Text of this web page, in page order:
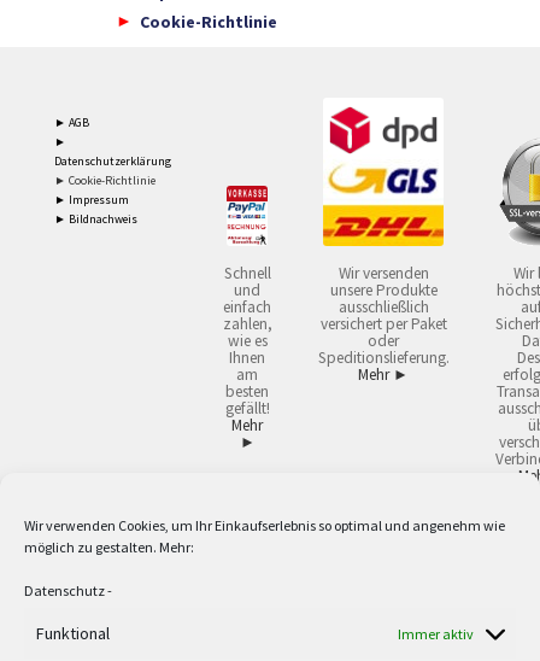
Wir verwenden Cookies, um Ihr Einkaufserlebnis so optimal und angenehm wie
möglich zu gestalten. Mehr:
Datenschutz-
Funktional Immer aktiv
Cookie-Richtlinie
► AGB
►
Datenschutzerklärung
► Cookie-Richtlinie
► Impressum
► Bildnachweis
Schnell
und
einfach
zahlen,
wie es
Ihnen
am
besten
gefällt!
Mehr
►
Wir versenden
unsere Produkte
ausschließlich
versichert per Paket
oder
Speditionslieferung.
Mehr ►
Wir
2 Lieferzeiten gelten mit Express-24.
Versandkostenfrei ab 59,90 € Nettowarenwert. Inseln ausgenommen. Unsere
Berufe zur Verwendung in der selbständigen, beruflichen oder gewerblichen